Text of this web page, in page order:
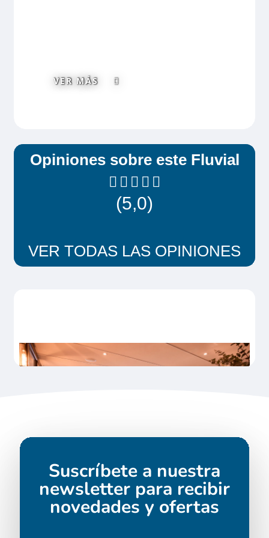
VER MÁS
Opiniones sobre este Fluvial
(5,0)
VER TODAS LAS OPINIONES
Suscríbete a nuestra
newsletter para recibir
novedades y ofertas